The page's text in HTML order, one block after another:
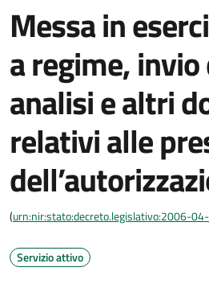
Messa in
a regime,
analisi e altri
relativi alle
(urn:nir:stato:decreto.legislativo:2006-
Servizio attivo